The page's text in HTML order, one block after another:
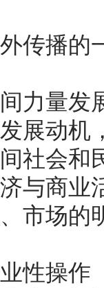
传播的
力量发
展动机
社会和
与商业
市场的
性操作